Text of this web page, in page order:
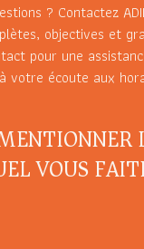
? Contactez
objectives et
pour une
votre écoute aux
VOUS